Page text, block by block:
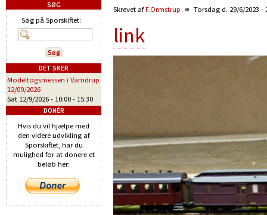
Skrevet afF.Ormstrup Torsdag d. 29/6/2023 -
link
SØG
Søg på Sporskiftet:
DET SKER
Modeltogsmessen i Vamdrup
12/09/2026
Sat 12/9/2026 - 10:00 - 15:30
DONÉR
Hvis du vil hjælpe med
den videre udvikling af
Sporskiftet, har du
mulighed for at donere et
beløb her: